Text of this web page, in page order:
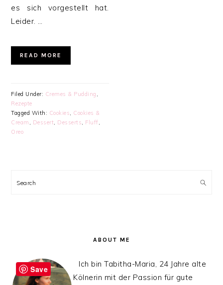
es sich vorgestellt hat.
Leider. …
READ MORE
Filed Under: Cremes & Pudding ,
Rezepte
Tagged With: Cookies, Cookies &
Cream , Dessert, Desserts, Fluff ,
Oreo
SIDEBAR
Search
ABOUT ME
Ich bin Tabitha-Maria, 24 Jahre alte
Kölnerin mit der Passion für gute
Save